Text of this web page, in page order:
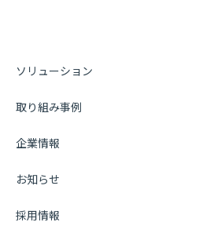
ソリューション
取り組み事例
企業情報
お知らせ
採用情報